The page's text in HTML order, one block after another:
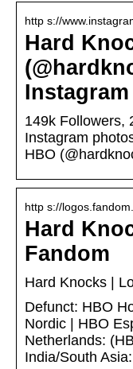
http s://
Hard
149k Followers,
Instagram
HBO
http s://
Hard
Fandom
Hard Knocks |
Defunct: HBO
Nordic | HBO
Netherlands:
India/South